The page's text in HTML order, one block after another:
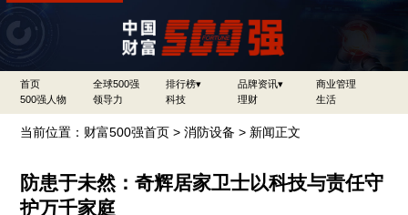
首页 全球500强 排行榜▾ 品牌资讯▾
商业管理
500强人物
领导力 科技 理财 生活
当前位置： 财富500强首页 >消防设备 > 新闻正文
防患于未然：奇辉居家卫士以科技与责任守
护万千家庭